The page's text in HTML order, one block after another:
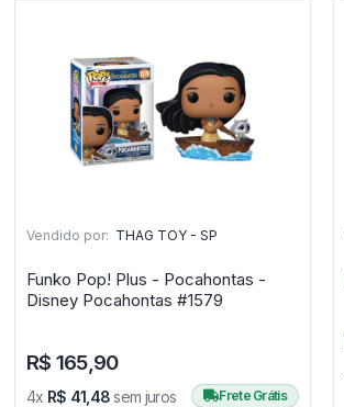
Vendido por: THAG TOY - SP
Funko Pop! Plus - Pocahontas -
Disney Pocahontas #1579
R$ 165,90
4x R$ 41,48sem juros Frete Grátis